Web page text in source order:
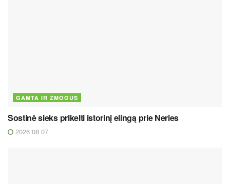
GAMTA IR ŽMOGUS
Sostinė sieks prikelti istorinį elingą prie Neries
2026 08 07